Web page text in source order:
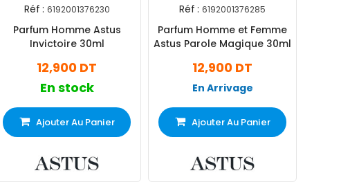
Réf : 6192001376230
Parfum Homme Astus
Invictoire 30ml
12,900 DT
En stock
Ajouter Au Panier
Réf : 6192001376285
Parfum Homme et Femme
Astus Parole Magique 30ml
12,900 DT
En Arrivage
Ajouter Au Panier